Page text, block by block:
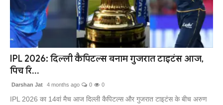
IPL 2026: दिल्ली कैपिटल्स बनाम गुजरात टाइटंस आज,
पिच रि...
Darshan Jat 4 months ago 0 0
IPL 2026 का 14वां मैच आज दिल्ली कैपिटल्स और गुजरात टाइटंस के बीच अरुण